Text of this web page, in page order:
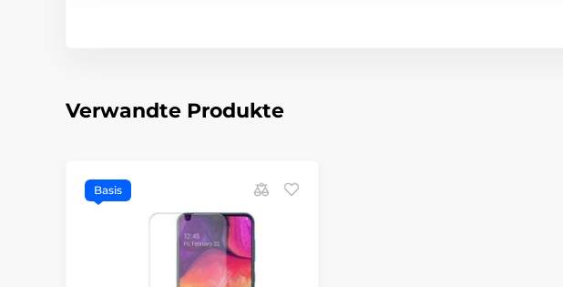
Verwandte Produkte
Basis